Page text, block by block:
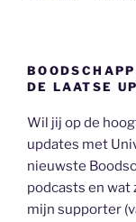
DE LAATSE
Wil jij op de
updates met
nieuwste
podcasts en wat
mijn supporter